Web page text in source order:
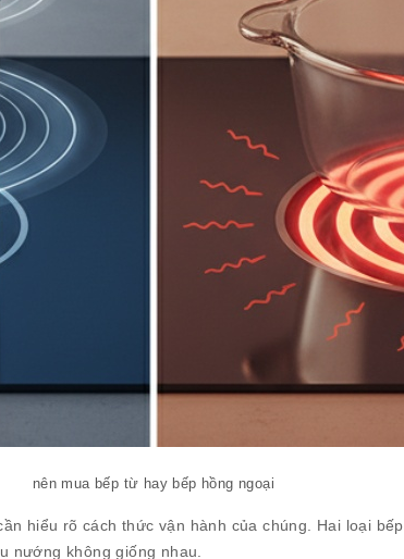
nên mua bếp từ hay bếp hồng ngoại
hiểu rõ cách thức vận hành của chúng. Hai loại bếp
nướng không giống nhau.